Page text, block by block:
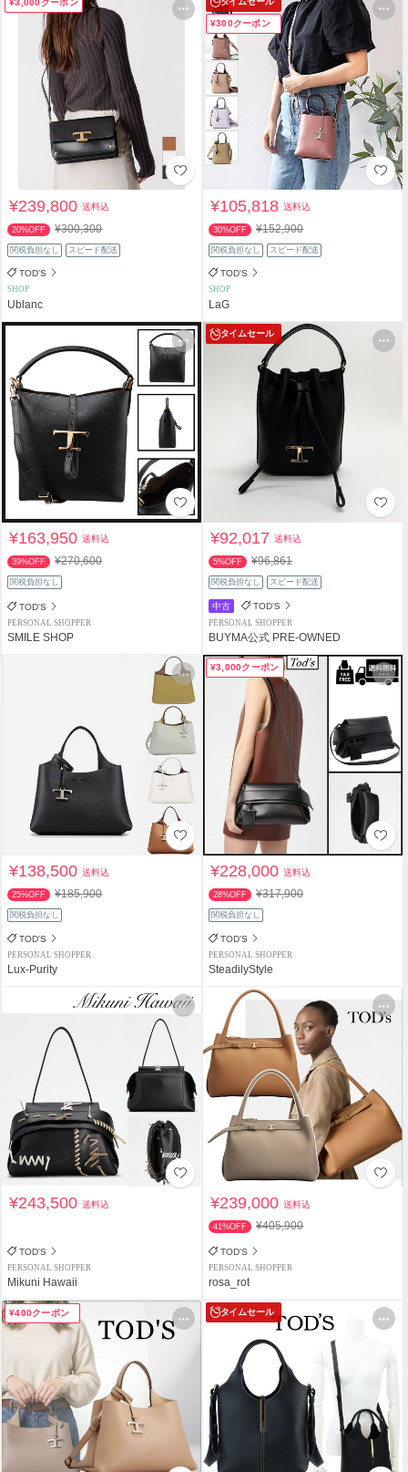
¥3,000クーポン
¥239,800送料込
20%OFF ¥300,300
関税負担なし スピード配送
TOD'S
SHOP
Ublanc
¥300クーポン
¥105,818送料込
30%OFF ¥152,900
関税負担なし スピード配送
TOD'S
SHOP
LaG
¥163,950送料込
39%OFF ¥270,600
関税負担なし
TOD'S
PERSONAL SHOPPER
SMILE SHOP
タイムセール
¥92,017送料込
5%OFF ¥96,861
関税負担なし スピード配送
中古 TOD'S
PERSONAL SHOPPER
BUYMA公式 PRE-OWNED
¥138,500送料込
25%OFF ¥185,900
関税負担なし
TOD'S
PERSONAL SHOPPER
Lux-Purity
¥3,000クーポン
¥228,000送料込
28%OFF ¥317,900
関税負担なし
TOD'S
PERSONAL SHOPPER
SteadilyStyle
¥243,500送料込
TOD'S
PERSONAL SHOPPER
Mikuni Hawaii
¥239,000送料込
41%OFF ¥405,900
TOD'S
PERSONAL SHOPPER
rosa_rot
¥400クーポン タイムセール